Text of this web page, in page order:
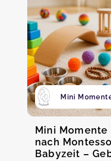
Mini
Mini Momente
nach
Babyzeit –